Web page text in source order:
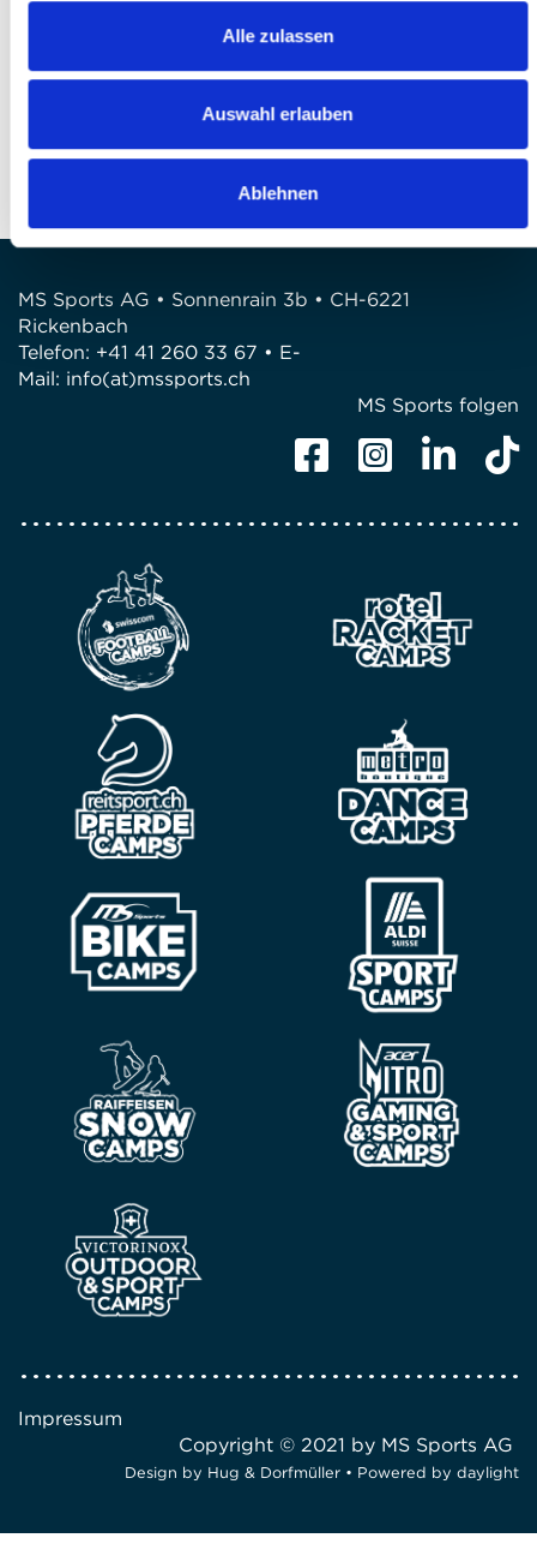
Alle zulassen
Auswahl erlauben
Ablehnen
Finaliser votre inscription
E-Mail: info@mssports.ch
MS Sports AG • Sonnenrain 3b • CH-6221
Rickenbach
Telefon: +41 41 260 33 67 • E-
Mail: info(at)mssports.ch
MS Sports folgen
Impressum
Copyright © 2021 by MS Sports AG
Design by Hug & Dorfmüller • Powered by daylight